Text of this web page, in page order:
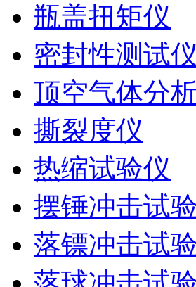
瓶盖扭矩仪
密封性测试仪
顶空气体分
撕裂度仪
热缩试验仪
摆锤冲击试
落镖冲击试